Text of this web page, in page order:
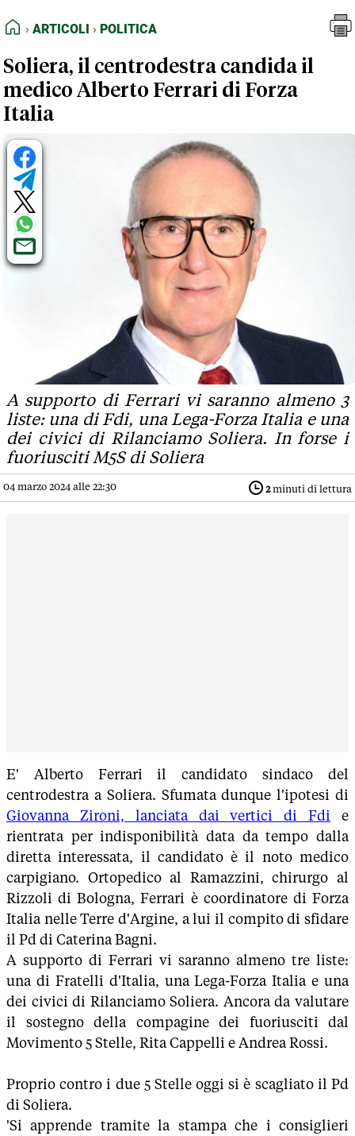
FEED RSS
NORMATIVE DEONTOLOGICHE
TERMINI e CONDIZIONI
HOME
ARTICOLI POLITICA
Soliera, il centrodestra candida il
medico Alberto Ferrari di Forza
Italia
A supporto di Ferrari vi saranno almeno 3
liste: una di Fdi, una Lega-Forza Italia e una
dei civici di Rilanciamo Soliera. In forse i
fuoriusciti M5S di Soliera
04 marzo 2024 alle 22:30 2minuti di lettura
E' Alberto Ferrari il candidato sindaco del
centrodestra a Soliera. Sfumata dunque l'ipotesi di
Giovanna Zironi, lanciata dai vertici di Fdi
e
rientrata per indisponibilità data da tempo dalla
diretta interessata, il candidato è il noto medico
carpigiano. Ortopedico al Ramazzini, chirurgo al
Rizzoli di Bologna, Ferrari è coordinatore di Forza
Italia nelle Terre d'Argine, a lui il compito di sfidare
il Pd di Caterina Bagni.
A supporto di Ferrari vi saranno almeno tre liste:
una di Fratelli d'Italia, una Lega-Forza Italia e una
dei civici di Rilanciamo Soliera. Ancora da valutare
il sostegno della compagine dei fuoriusciti dal
Movimento 5 Stelle, Rita Cappelli e Andrea Rossi.
Proprio contro i due 5 Stelle oggi si è scagliato il Pd
di Soliera.
'Si apprende tramite la stampa che i consiglieri